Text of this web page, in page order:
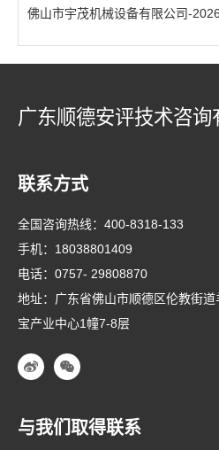
佛山市宇茂机械设备有限公司-
广东顺德安评技术咨询
联系方式
全国咨询热线： 400-8318-133
手机： 18038801409
电话： 0757- 29808870
地址：广东省佛山市顺德区伦教街
宝产业中心1幢7-8层
与我们取得联系